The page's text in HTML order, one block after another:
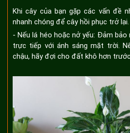
Khi cây của bạn gặp các vấn đề
nhanh chóng để cây hồi phục trở lại.
- Nếu lá héo hoặc nở yếu: Đảm bảo
trực tiếp với ánh sáng mặt trời.
chậu, hãy đợi cho đất khô hơn